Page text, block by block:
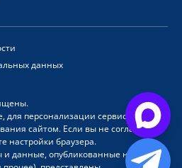
данных
персонализации сервисов и
сайтом. Если вы не согласны на
настройки браузера.
данные, опубликованные на сайте